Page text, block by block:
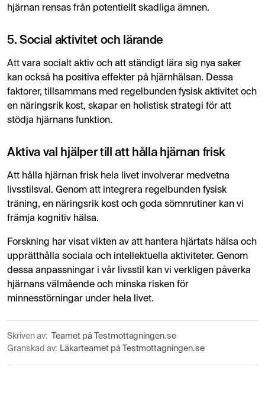
hjärnan rensas från potentiellt skadliga ämnen.
5. Social aktivitet och lärande
Att vara socialt aktiv och att ständigt lära sig nya saker
kan också ha positiva effekter på hjärnhälsan. Dessa
faktorer, tillsammans med regelbunden fysisk aktivitet och
en näringsrik kost, skapar en holistisk strategi för att
stödja hjärnans funktion.
Aktiva val hjälper till att hålla hjärnan frisk
Att hålla hjärnan frisk hela livet involverar medvetna
livsstilsval. Genom att integrera regelbunden fysisk
träning, en näringsrik kost och goda sömnrutiner kan vi
främja kognitiv hälsa.
Forskning har visat vikten av att hantera hjärtats hälsa och
upprätthålla sociala och intellektuella aktiviteter. Genom
dessa anpassningar i vår livsstil kan vi verkligen påverka
hjärnans välmående och minska risken för
minnesstörningar under hela livet.
Skriven av: Teamet på Testmottagningen.se
Granskad av: Läkarteamet på Testmottagningen.se